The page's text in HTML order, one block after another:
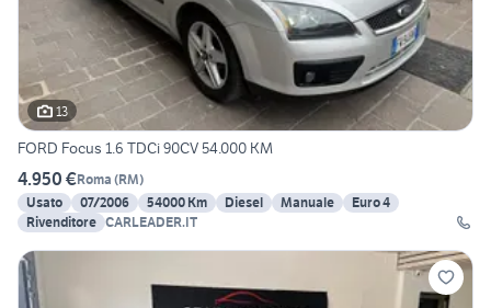
13
FORD Focus 1.6 TDCi 90CV 54.000 KM
4.950 €Roma (RM)
Usato
07/2006 54000 Km Diesel Manuale
Euro 4
Rivenditore CARLEADER.IT